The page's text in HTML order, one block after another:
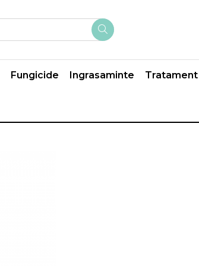
Fungicide Ingrasaminte Tratament